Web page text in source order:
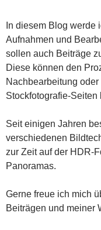
In diesem Blog werde
Aufnahmen und
sollen auch Beiträge
Diese können den
Nachbearbeitung
Stockfotografie-Seiten
Seit einigen Jahren
verschiedenen
zur Zeit auf der HDR-
Panoramas.
Gerne freue ich mich
Beiträgen und meiner